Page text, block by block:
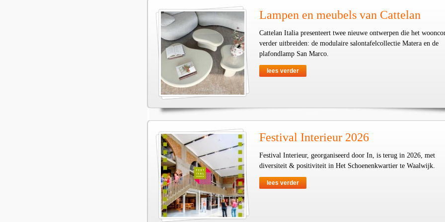
Lampen en meubels van Cattelan
Cattelan Italia presenteert twee nieuwe ontwerpen die het
verder uitbreiden: de modulaire salontafelcollectie Matera en de
plafondlamp San Marco.
lees verder
Festival Interieur 2026
Festival Interieur, georganiseerd door In, is terug in 2026, met
diversiteit & positiviteit in Het Schoenenkwartier te Waalwijk.
lees verder